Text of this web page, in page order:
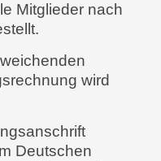
Mitglieder nach
wird
Deutschen